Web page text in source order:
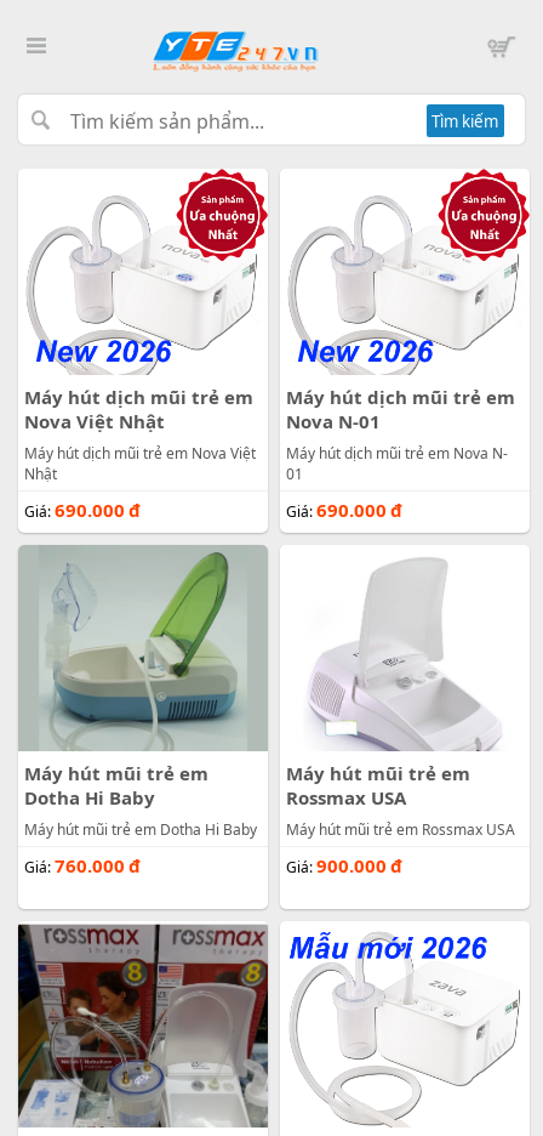
Tìm kiếm
Máy hút dịch mũi trẻ em
Nova Việt Nhật
Máy hút dịch mũi trẻ em Nova Việt
Nhật
Giá:690.000 đ
Máy hút dịch mũi trẻ em
Nova N-01
Máy hút dịch mũi trẻ em Nova N-
01
Giá:690.000 đ
Máy hút mũi trẻ em
Dotha Hi Baby
Máy hút mũi trẻ em Dotha Hi Baby
Giá:760.000 đ
Máy hút mũi trẻ em
Rossmax USA
Máy hút mũi trẻ em Rossmax USA
Giá:900.000 đ